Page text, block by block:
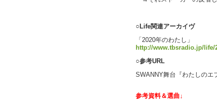
○Life関連アーカイヴ
「2020年のわたし」
http://www.tbsradio.jp/life/
○参考URL
SWANNY舞台『わたしのエ
参考資料＆選曲↓